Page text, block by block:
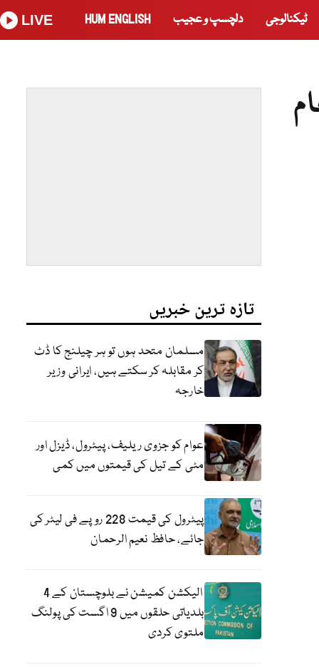
ٹیکنالوجی دلچسپ و عجیب HUM ENGLISH
LIVE
تازہ ترین خبریں
مسلمان متحد ہوں تو ہر چیلنج کا ڈٹ
کر مقابلہ کر سکتے ہیں، ایرانی وزیر
خارجہ
عوام کو جزوی ریلیف، پیٹرول، ڈیزل اور
مٹی کے تیل کی قیمتوں میں کمی
پیٹرول کی قیمت 228 روپے فی لیٹر کی
جائے، حافظ نعیم الرحمان
الیکشن کمیشن نے بلوچستان کے 4
بلدیاتی حلقوں میں 9 اگست کی پولنگ
ملتوی کردی